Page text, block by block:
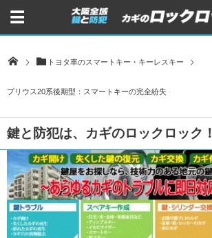
トヨタ車のスマートキー・キーレスキー
プリウス20系後期型：スマートキーの完全紛失
鍵と防犯は、カギのロックロック！